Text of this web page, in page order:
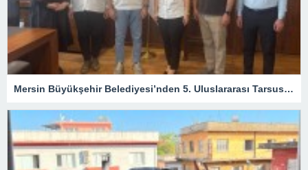
Mersin Büyükşehir Belediyesi’nden 5. Uluslararası Tarsus Festivali İçin Hazırlık Toplantıları